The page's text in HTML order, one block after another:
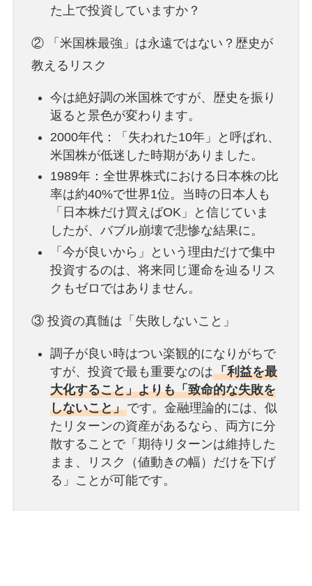
た上で投資していますか？
② 「米国株最強」は永遠ではない？歴史が
教えるリスク
今は絶好調の米国株ですが、歴史を振り
返ると景色が変わります。
2000年代：「失われた10年」と呼ばれ、
米国株が低迷した時期がありました。
1989年：全世界株式における日本株の比
率は約40%で世界1位。当時の日本人も
「日本株だけ買えばOK」と信じていま
したが、バブル崩壊で悲惨な結果に。
「今が良いから」という理由だけで集中
投資するのは、将来同じ運命を辿るリス
クもゼロではありません。
③ 投資の真髄は「失敗しないこと」
調子が良い時はつい楽観的になりがちで
すが、投資で最も重要なのは「利益を最
大化すること」よりも「致命的な失敗を
しないこと」です。金融理論的には、似
たリターンの資産があるなら、両方に分
散することで「期待リターンは維持した
まま、リスク（値動きの幅）だけを下げ
る」ことが可能です。